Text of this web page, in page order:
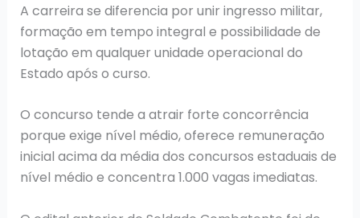
A carreira se diferencia por unir ingresso militar,
formação em tempo integral e possibilidade de
lotação em qualquer unidade operacional do
Estado após o curso.
O concurso tende a atrair forte concorrência
porque exige nível médio, oferece remuneração
inicial acima da média dos concursos estaduais de
nível médio e concentra 1.000 vagas imediatas.